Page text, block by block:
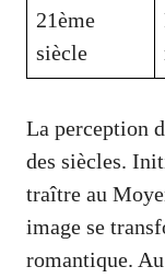
21ème
siècle
La perception
des siècles.
traître au
image se
romantique.